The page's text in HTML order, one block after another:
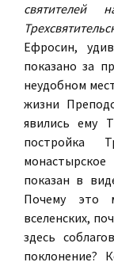
Ефросин,
показано за
неудобном
жизни
явились ему
постройка
показан в
Почему это
вселенских,
здесь
поклонение?